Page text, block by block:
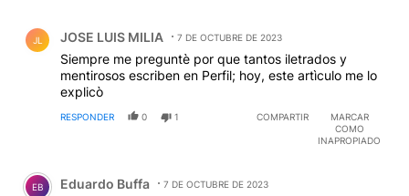
JL JOSE LUIS MILIA 7 DE OCTUBRE DE 2023
Siempre me preguntè por que tantos iletrados y
mentirosos escriben en Perfil; hoy, este artìculo me lo
explicò
RESPONDER 0 1 COMPARTIR
MARCAR
COMO
INAPROPIADO
Comentario de Eduardo Buffa.
EB Eduardo Buffa 7 DE OCTUBRE DE 2023